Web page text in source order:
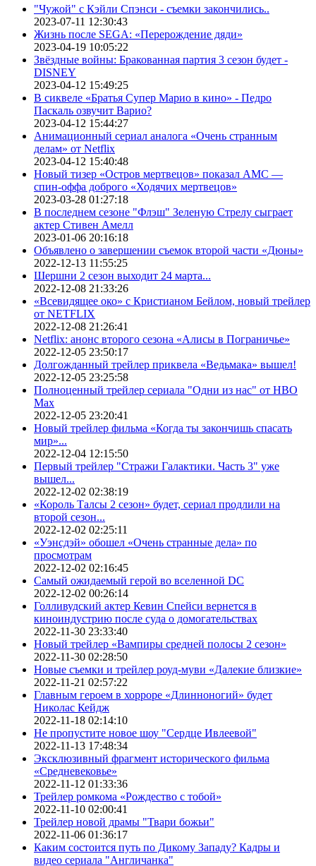
"Чужой" с Кэйли Спэнси - съемки закончились..
2023-07-11 12:30:43
Жизнь после SEGA: «Перерождение дяди»
2023-04-19 10:05:22
Звёздные войны: Бракованная партия 3 сезон будет -
DISNEY
2023-04-12 15:49:25
В сиквеле «Братья Супер Марио в кино» - Педро
Паскаль озвучит Варио?
2023-04-12 15:44:27
Анимационный сериал аналога «Очень странным
делам» от Netflix
2023-04-12 15:40:48
Новый тизер «Остров мертвецов» показал АМС —
спин-оффа доброго «Ходячих мертвецов»
2023-03-28 01:27:18
В последнем сезоне "Флэш" Зеленую Стрелу сыграет
актер Стивен Амелл
2023-01-06 20:16:18
Объявлено о завершении съемок второй части «Дюны»
2022-12-13 11:55:25
Шершни 2 сезон выходит 24 марта...
2022-12-08 21:33:26
«Всевидящее око» с Кристианом Бейлом, новый трейлер
от NETFLIX
2022-12-08 21:26:41
Netflix: анонс второго сезона «Алисы в Пограничье»
2022-12-05 23:50:17
Долгожданный трейлер приквела «Ведьмака» вышел!
2022-12-05 23:25:58
Полноценный трейлер сериала "Одни из нас" от HBO
Max
2022-12-05 23:20:41
Новый трейлер фильма «Когда ты закончишь спасать
мир»...
2022-12-04 12:15:50
Первый трейлер "Стражи Галактики. Часть 3" уже
вышел...
2022-12-02 02:38:19
«Король Талсы 2 сезон» будет, сериал продлили на
второй сезон...
2022-12-02 02:25:11
«Уэнсдэй» обошел «Очень странные дела» по
просмотрам
2022-12-02 02:16:45
Самый ожидаемый герой во вселенной DC
2022-12-02 00:26:14
Голливудский актер Кевин Спейси вернется в
киноиндустрию после суда о домогательствах
2022-11-30 23:33:40
Новый трейлер «Вампиры средней полосы 2 сезон»
2022-11-30 02:28:50
Новые съемки и трейлер роуд-муви «Далекие близкие»
2022-11-21 02:57:22
Главным героем в хорроре «Длинноногий» будет
Николас Кейдж
2022-11-18 02:14:10
Не пропустите новое шоу "Сердце Ивлеевой"
2022-11-13 17:48:34
Эксклюзивный фрагмент исторического фильма
«Средневековье»
2022-11-12 01:33:36
Трейлер ромкома «Рождество с тобой»
2022-11-10 02:00:41
Трейлер новой драмы "Твари божьи"
2022-11-06 01:36:17
Каким состоится путь по Дикому Западу? Кадры и
видео сериала "Англичанка"